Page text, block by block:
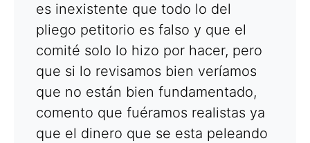
es inexistente que todo lo del
pliego petitorio es falso y que el
comité solo lo hizo por hacer, pero
que si lo revisamos bien veríamos
que no están bien fundamentado,
comento que fuéramos realistas ya
que el dinero que se esta peleando